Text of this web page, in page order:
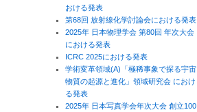
おける発表
第68回 放射線化学討論会における発表
2025年 日本物理学会 第80回 年次大会
における発表
ICRC 2025における発表
学術変革領域(A)「極稀事象で探る宇宙
物質の起源と進化」領域研究会 におけ
る発表
2025年 日本写真学会年次大会 創立100